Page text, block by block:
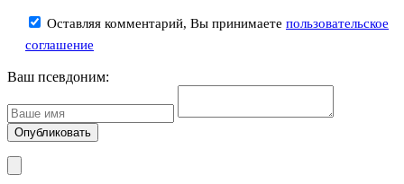
Оставляя комментарий, Вы принимаете пользовательское
соглашение
Ваш псевдоним: